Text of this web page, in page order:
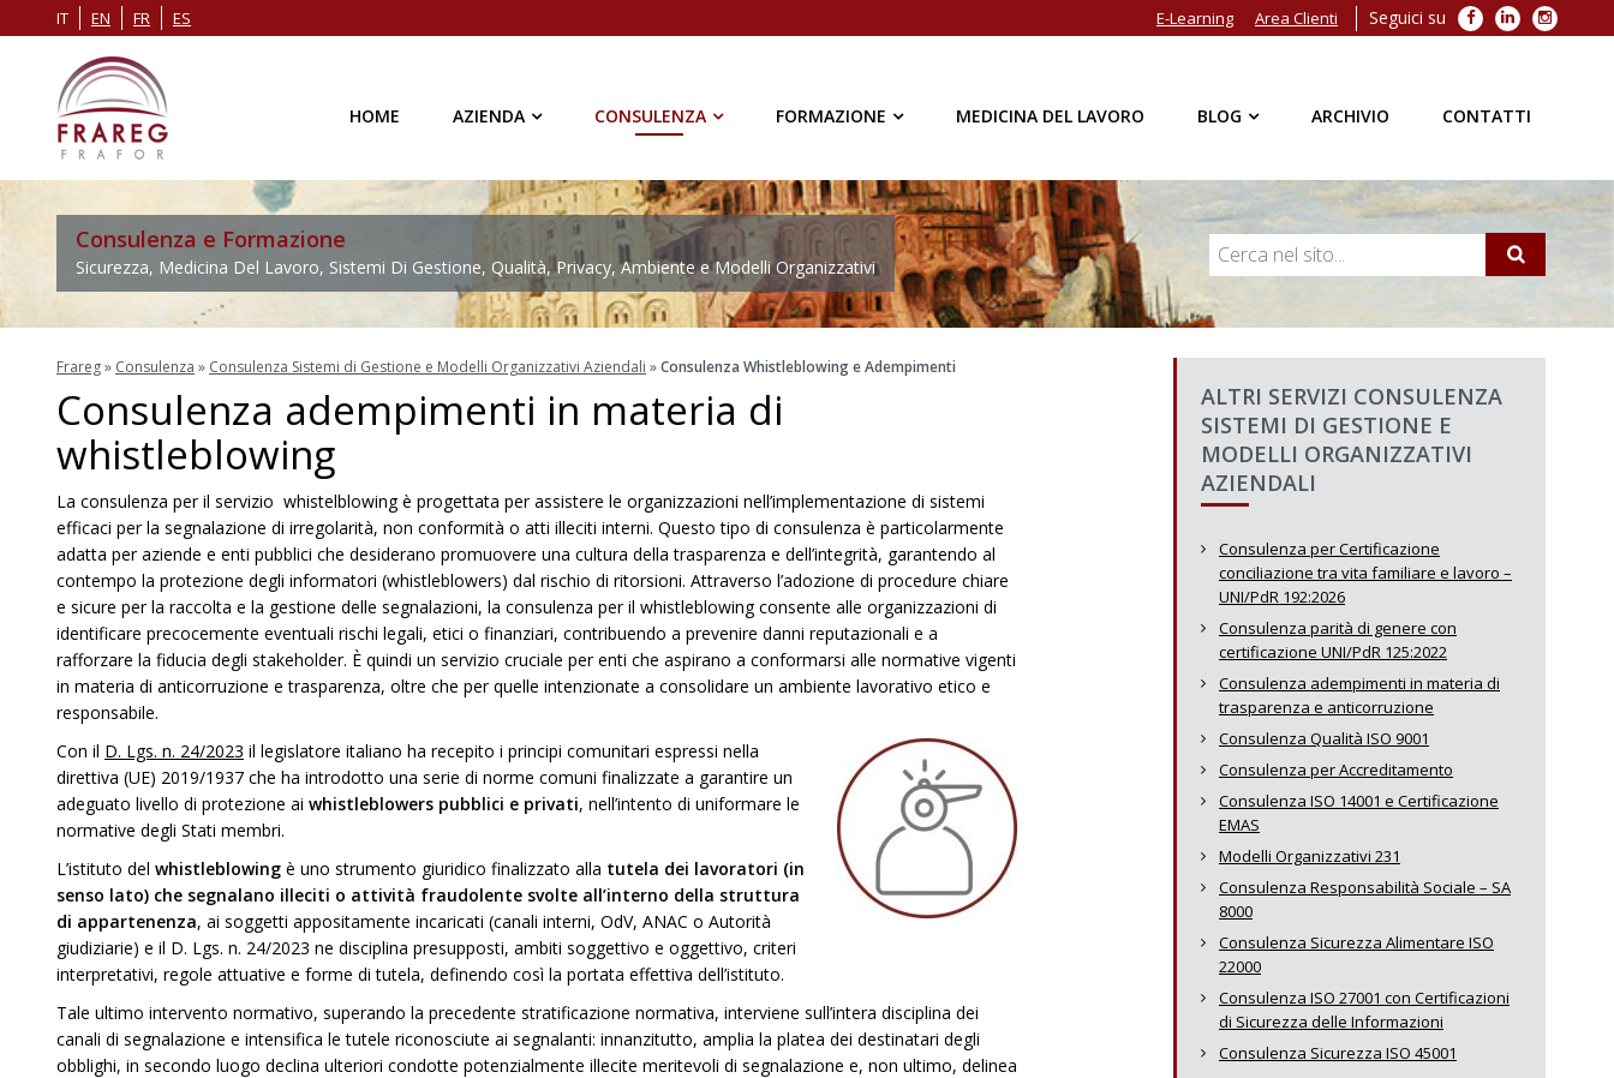
IT EN FR ES Seguici su Facebook
LinkedIn
E-Learning Area Clienti
HOME AZIENDA CONSULENZA FORMAZIONE MEDICINA DEL LAVORO BLOG ARCHIVIO CONTATTI
Consulenza e Formazione
Sicurezza, Medicina Del Lavoro, Sistemi Di Gestione, Qualità, Privacy, Ambiente e Modelli Organizzativi
Frareg» Consulenza » Consulenza Sistemi di Gestione e Modelli Organizzativi Aziendali »Consulenza Whistleblowing e Adempimenti
Consulenza adempimenti in materia di
whistleblowing
La consulenza per il servizio whistelblowing è progettata per assistere le organizzazioni nell’implementazione di sistemi
efficaci per la segnalazione di irregolarità, non conformità o atti illeciti interni. Questo tipo di consulenza è particolarmente
adatta per aziende e enti pubblici che desiderano promuovere una cultura della trasparenza e dell’integrità, garantendo al
contempo la protezione degli informatori (whistleblowers) dal rischio di ritorsioni. Attraverso l’adozione di procedure chiare
e sicure per la raccolta e la gestione delle segnalazioni, la consulenza per il whistleblowing consente alle organizzazioni di
identificare precocemente eventuali rischi legali, etici o finanziari, contribuendo a prevenire danni reputazionali e a
rafforzare la fiducia degli stakeholder. È quindi un servizio cruciale per enti che aspirano a conformarsi alle normative vigenti
in materia di anticorruzione e trasparenza, oltre che per quelle intenzionate a consolidare un ambiente lavorativo etico e
responsabile.
Con il D. Lgs. n. 24/2023 il legislatore italiano ha recepito i principi comunitari espressi nella
direttiva (UE) 2019/1937 che ha introdotto una serie di norme comuni finalizzate a garantire un
adeguato livello di protezione ai whistleblowers pubblici e privati, nell’intento di uniformare le
normative degli Stati membri.
L’istituto del whistleblowing è uno strumento giuridico finalizzato alla tutela dei lavoratori (in
senso lato) che segnalano illeciti o attività fraudolente svolte all’interno della struttura
di appartenenza, ai soggetti appositamente incaricati (canali interni, OdV, ANAC o Autorità
giudiziarie) e il D. Lgs. n. 24/2023 ne disciplina presupposti, ambiti soggettivo e oggettivo, criteri
interpretativi, regole attuative e forme di tutela, definendo così la portata effettiva dell’istituto.
Tale ultimo intervento normativo, superando la precedente stratificazione normativa, interviene sull’intera disciplina dei
canali di segnalazione e intensifica le tutele riconosciute ai segnalanti: innanzitutto, amplia la platea dei destinatari degli
obblighi, in secondo luogo declina ulteriori condotte potenzialmente illecite meritevoli di segnalazione e, non ultimo, delinea
ALTRI SERVIZI CONSULENZA
SISTEMI DI GESTIONE E
MODELLI ORGANIZZATIVI
AZIENDALI
Consulenza per Certificazione
conciliazione tra vita familiare e lavoro –
UNI/PdR 192:2026
Consulenza parità di genere con
certificazione UNI/PdR 125:2022
Consulenza adempimenti in materia di
trasparenza e anticorruzione
Consulenza Qualità ISO 9001
Consulenza per Accreditamento
Consulenza ISO 14001 e Certificazione
EMAS
Modelli Organizzativi 231
Consulenza Responsabilità Sociale – SA
8000
Consulenza Sicurezza Alimentare ISO
22000
Consulenza ISO 27001 con Certificazioni
di Sicurezza delle Informazioni
Consulenza Sicurezza ISO 45001